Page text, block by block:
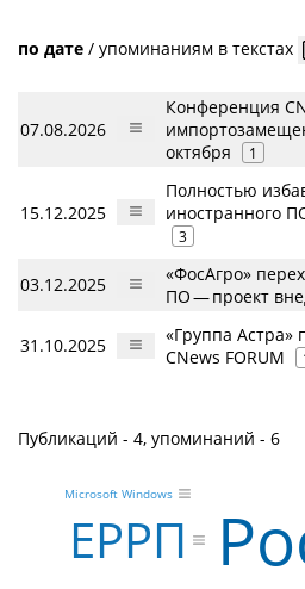
по дате / упоминаниям в текстах
07.08.2026
Конференция
октября
1
15.12.2025
Полностью
иностранного
3
03.12.2025
«ФосАгро»
ПО — проект
31.10.2025
«Группа Астра»
CNews FORUM
Публикаций - 4, упоминаний - 6
ЕРРП
Microsoft Windows